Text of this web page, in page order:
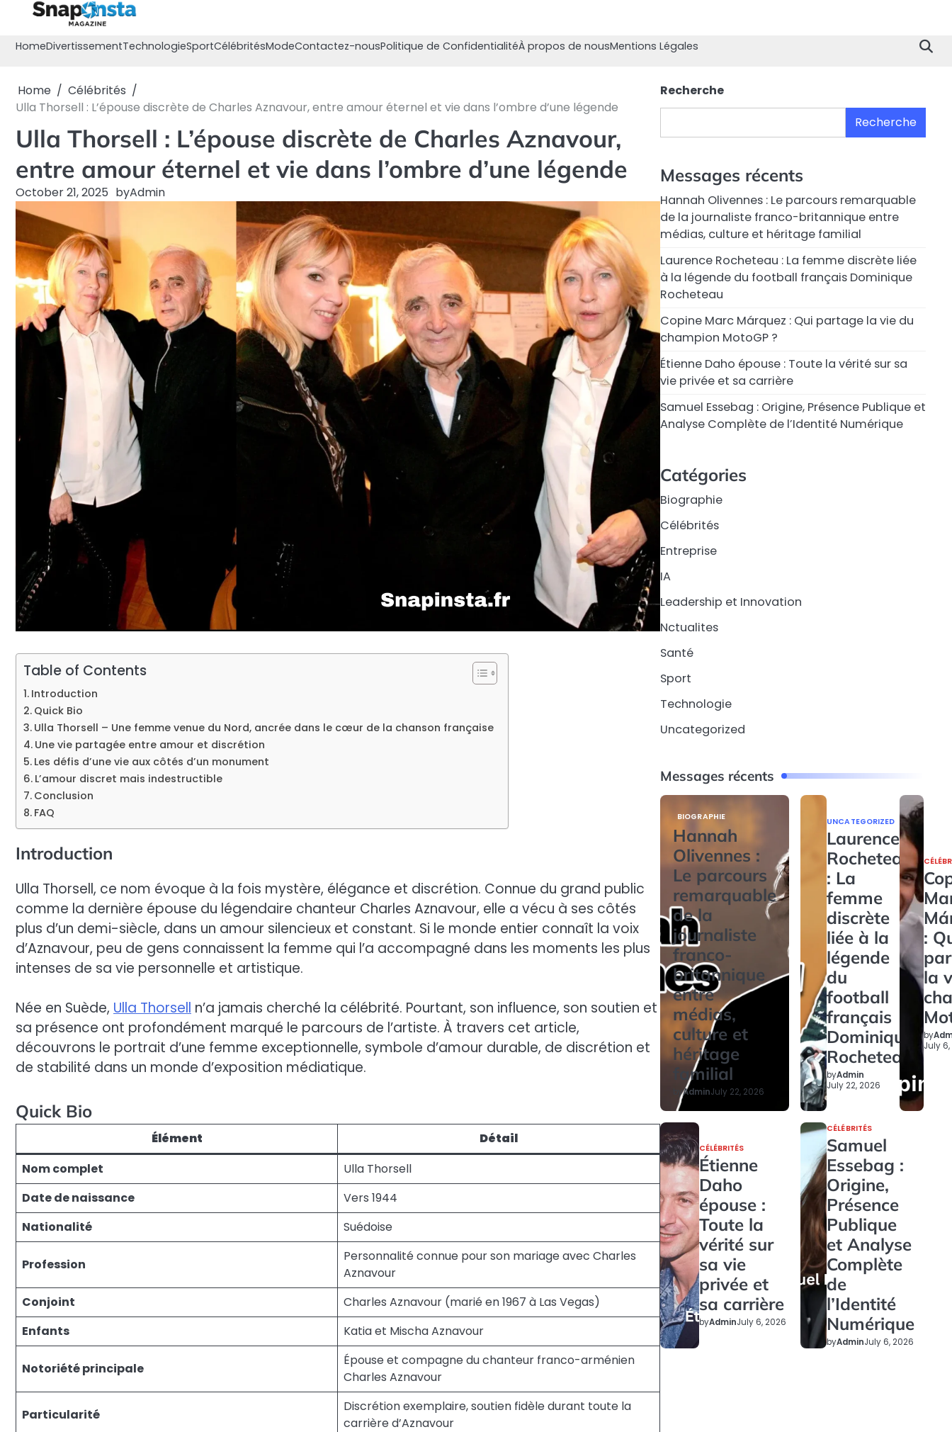
content
HomeDivertissementTechnologieSportCélébritésModeContactez-nousPolitique de ConfidentialitéÀ propos de nousMentions Légales
Home
Célébrités
Ulla Thorsell : L’épouse discrète de Charles Aznavour, entre amour éternel et vie dans l’ombre d’une légende
Ulla Thorsell : L’épouse discrète de Charles Aznavour,
entre amour éternel et vie dans l’ombre d’une légende
October 21, 2025 byAdmin
Table of Contents
Introduction
Quick Bio
Ulla Thorsell – Une femme venue du Nord, ancrée dans le cœur de la chanson française
Une vie partagée entre amour et discrétion
Les défis d’une vie aux côtés d’un monument
L’amour discret mais indestructible
Conclusion
FAQ
Introduction
Ulla Thorsell, ce nom évoque à la fois mystère, élégance et discrétion. Connue du grand public
comme la dernière épouse du légendaire chanteur Charles Aznavour, elle a vécu à ses côtés
plus d’un demi-siècle, dans un amour silencieux et constant. Si le monde entier connaît la voix
d’Aznavour, peu de gens connaissent la femme qui l’a accompagné dans les moments les plus
intenses de sa vie personnelle et artistique.
Née en Suède, Ulla Thorsell n’a jamais cherché la célébrité. Pourtant, son influence, son soutien et
sa présence ont profondément marqué le parcours de l’artiste. À travers cet article,
découvrons le portrait d’une femme exceptionnelle, symbole d’amour durable, de discrétion et
de stabilité dans un monde d’exposition médiatique.
Quick Bio
Élément
Détail
Nom complet
Ulla Thorsell
Date de naissance
Vers 1944
Nationalité
Suédoise
Profession
Personnalité connue pour son mariage avec Charles
Aznavour
Conjoint
Charles Aznavour (marié en 1967 à Las Vegas)
Enfants
Katia et Mischa Aznavour
Notoriété principale
Épouse et compagne du chanteur franco-arménien
Charles Aznavour
Particularité
Discrétion exemplaire, soutien fidèle durant toute la
carrière d’Aznavour
Recherche
Recherche
Messages récents
Hannah Olivennes : Le parcours remarquable
de la journaliste franco-britannique entre
médias, culture et héritage familial
Laurence Rocheteau : La femme discrète liée
à la légende du football français Dominique
Rocheteau
Copine Marc Márquez : Qui partage la vie du
champion MotoGP ?
Étienne Daho épouse : Toute la vérité sur sa
vie privée et sa carrière
Samuel Essebag : Origine, Présence Publique et
Analyse Complète de l’Identité Numérique
Catégories
Biographie
Célébrités
Entreprise
IA
Leadership et Innovation
Nctualites
Santé
Sport
Technologie
Uncategorized
Messages récents
BIOGRAPHIE
Hannah
Olivennes :
Le parcours
remarquable
de la
journaliste
franco-
britannique
entre
médias,
culture et
héritage
familial
byAdminJuly 22, 2026
UNCATEGORIZED
Laurence
Rocheteau
: La
femme
discrète
liée à la
légende
du
football
français
Dominique
Rocheteau
byAdmin
July 22, 2026
:
la
by
July
CÉLÉBRITÉS
Étienne
Daho
épouse :
Toute la
vérité sur
sa vie
privée et
sa carrière
byAdminJuly 6, 2026
CÉLÉBRITÉS
Samuel
Essebag :
Origine,
Présence
Publique
et Analyse
Complète
de
l’Identité
Numérique
byAdminJuly 6, 2026